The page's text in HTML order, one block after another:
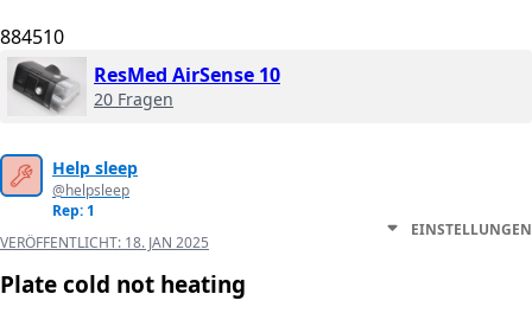
884510
ResMed AirSense 10
20 Fragen
Help sleep
@helpsleep
Rep: 1
VERÖFFENTLICHT: 18. JAN 2025
EINSTELLUNGEN
Plate cold not heating